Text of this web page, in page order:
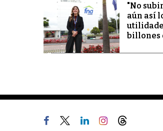
"No
aún así
billones